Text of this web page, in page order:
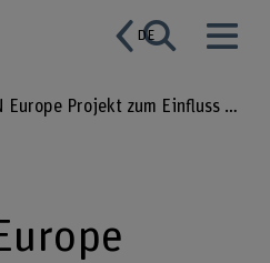
DE
HORIZON Europe Projekt zum Einfluss digitaler Technologien auf Jugendliche